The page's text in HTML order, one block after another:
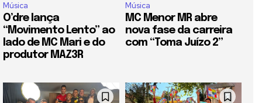
Música
O’dre lança
“Movimento Lento” ao
lado de MC Mari e do
produtor MAZ3R
Música
MC Menor MR abre
nova fase da carreira
com “Toma Juízo 2”